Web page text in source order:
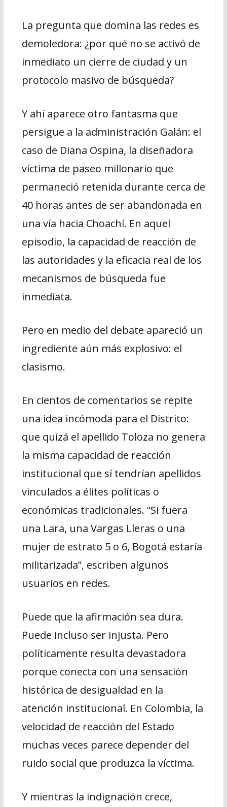
La pregunta que domina las redes es
demoledora: ¿por qué no se activó de
inmediato un cierre de ciudad y un
protocolo masivo de búsqueda?
Y ahí aparece otro fantasma que
persigue a la administración Galán: el
caso de Diana Ospina, la diseñadora
víctima de paseo millonario que
permaneció retenida durante cerca de
40 horas antes de ser abandonada en
una vía hacia Choachí. En aquel
episodio, la capacidad de reacción de
las autoridades y la eficacia real de los
mecanismos de búsqueda fue
inmediata.
Pero en medio del debate apareció un
ingrediente aún más explosivo: el
clasismo.
En cientos de comentarios se repite
una idea incómoda para el Distrito:
que quizá el apellido Toloza no genera
la misma capacidad de reacción
institucional que sí tendrían apellidos
vinculados a élites políticas o
económicas tradicionales. “Si fuera
una Lara, una Vargas Lleras o una
mujer de estrato 5 o 6, Bogotá estaría
militarizada”, escriben algunos
usuarios en redes.
Puede que la afirmación sea dura.
Puede incluso ser injusta. Pero
políticamente resulta devastadora
porque conecta con una sensación
histórica de desigualdad en la
atención institucional. En Colombia, la
velocidad de reacción del Estado
muchas veces parece depender del
ruido social que produzca la víctima.
Y mientras la indignación crece,